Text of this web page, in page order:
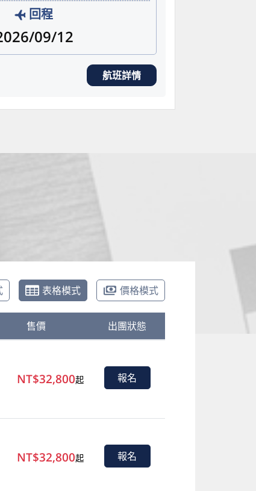
回程
09/12
航班詳情
表格模式 價格模式
售價 出團狀態
NT$32,800起 報名
NT$32,800起 報名